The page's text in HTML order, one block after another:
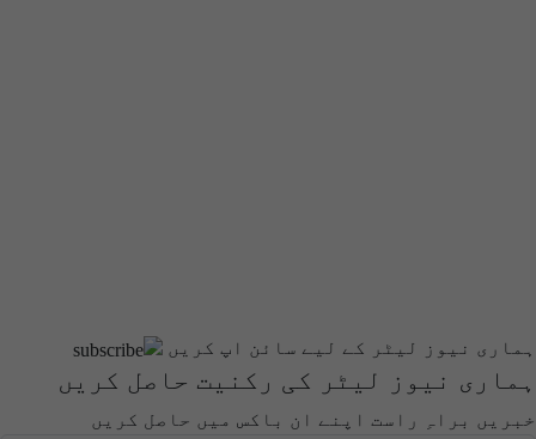
ہماری نیوز لیٹر کے لیے سائن اپ کریں
ہماری نیوز لیٹر کی رکنیت حاصل کریں
خبریں براہِ راست اپنے ان باکس میں حاصل کریں